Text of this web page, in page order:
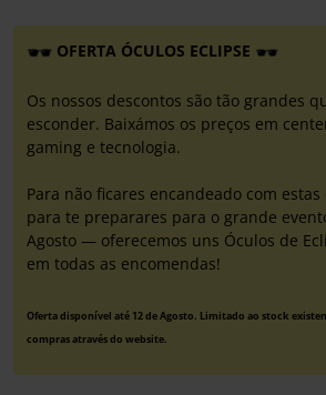
OFERTA ÓCULOS ECLIPSE
Os nossos descontos são tão grandes
esconder. Baixámos os preços em
gaming e tecnologia.
Para não ficares encandeado com
para te preparares para o grande
Agosto — oferecemos uns Óculos de
em todas as encomendas!
Oferta disponível até 12 de Agosto. Limitado ao stock
compras através do website.